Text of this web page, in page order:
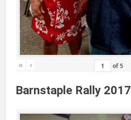
« ‹ of5
Barnstaple Rally 2017